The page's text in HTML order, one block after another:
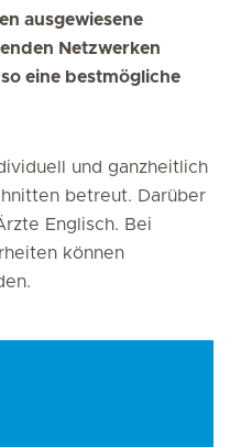
ausgewiesene
Netzwerken
eine bestmögliche
und ganzheitlich
betreut. Darüber
Englisch. Bei
können